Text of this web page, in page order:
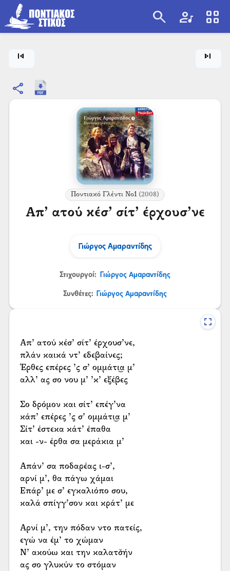
search artist view_cozy
skip_previous skip_next
share
Ποντιακό Γλέντι Νο1 (2008)
Απ’ ατού κέσ’ σίτ’ έρχουσ’νε
Γιώργος Αμαραντίδης
Στιχουργοί: Γιώργος Αμαραντίδης
Συνθέτες: Γιώργος Αμαραντίδης
Απ’ ατού κέσ’ σίτ’ έρχουσ’νε,
πλάν καικά ντ’ εδεβαίνες;
Έρθες επέρες ’ς σ’ ομμάτι͜α μ’
αλλ’ ας σο νου μ’ ’κ’ εξέβες
Σο δρόμον και σίτ’ επέγ’να
κάπ’ επέρες ’ς σ’ ομμάτι͜α μ’
Σίτ’ έστεκα κάτ’ έπαθα
και -ν- έρθα σα μεράκια μ’
Απάν’ σα ποδαρέας ι-σ’,
αρνί μ’, θα πάγω χάμαι
Επάρ’ με σ’ εγκαλιόπο σου,
καλά σπίγγ’σον και κράτ’ με
Αρνί μ’, την πόδαν ντο πατείς,
εγώ να έμ’ το χώμαν
Ν’ ακούω και την καλατσ̌ήν
ας σο γλυκύν το στόμαν